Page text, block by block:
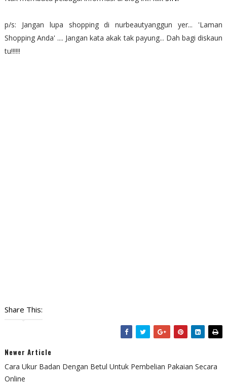
p/s: Jangan lupa shopping di nurbeautyanggun yer... 'Laman
Shopping Anda' .... Jangan kata akak tak payung... Dah bagi diskaun
tu!!!!!!
Share This:
Newer Article
Cara Ukur Badan Dengan Betul Untuk Pembelian Pakaian Secara
Online